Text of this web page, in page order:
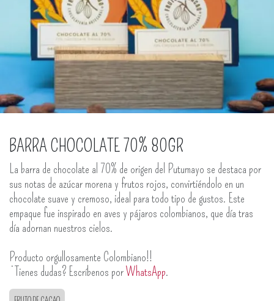
BARRA CHOCOLATE 70% 80GR
La barra de chocolate al 70% de origen del Putumayo se destaca por
sus notas de azúcar morena y frutos rojos, convirtiéndolo en un
chocolate suave y cremoso, ideal para todo tipo de gustos. Este
empaque fue inspirado en aves y pájaros colombianos, que día tras
día adornan nuestros cielos.
Producto orgullosamente Colombiano!!
¿Tienes dudas? Escríbenos porWhatsApp.